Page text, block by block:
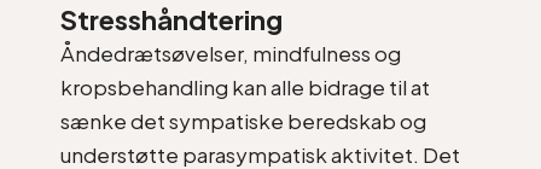
Stresshåndtering
Åndedrætsøvelser, mindfulness og
kropsbehandling kan alle bidrage til at
sænke det sympatiske beredskab og
understøtte parasympatisk aktivitet. Det